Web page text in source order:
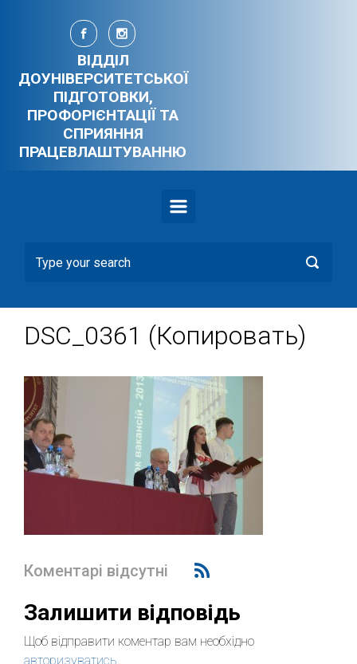
Skip to main content
ВІДДІЛ
ДОУНІВЕРСИТЕТСЬКОЇ
ПІДГОТОВКИ,
ПРОФОРІЄНТАЦІЇ ТА
СПРИЯННЯ
ПРАЦЕВЛАШТУВАННЮ
DSC_0361 (Копировать)
Коментарі відсутні
Залишити відповідь
Щоб відправити коментар вам необхідно
авторизуватись.